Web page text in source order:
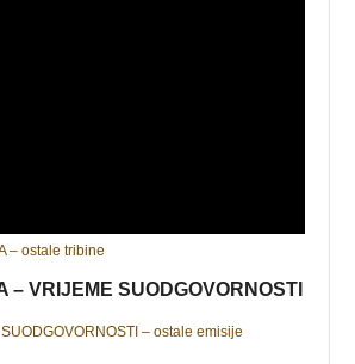
– ostale tribine
– VRIJEME SUODGOVORNOSTI
– ostale emisije